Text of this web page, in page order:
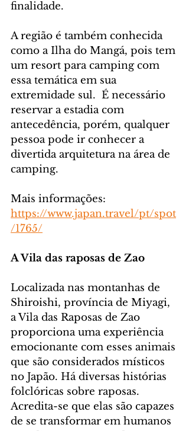
finalidade.
A região é também conhecida
como a Ilha do Mangá, pois tem
um resort para camping com
essa temática em sua
extremidade sul.  É necessário
reservar a estadia com
antecedência, porém, qualquer
pessoa pode ir conhecer a
divertida arquitetura na área de
camping.
Mais informações:
https://www.japan.travel/pt/spot
/1765/
A Vila das raposas de Zao
Localizada nas montanhas de
Shiroishi, província de Miyagi,
a Vila das Raposas de Zao
proporciona uma experiência
emocionante com esses animais
que são considerados místicos
no Japão. Há diversas histórias
folclóricas sobre raposas.
Acredita-se que elas são capazes
de se transformar em humanos